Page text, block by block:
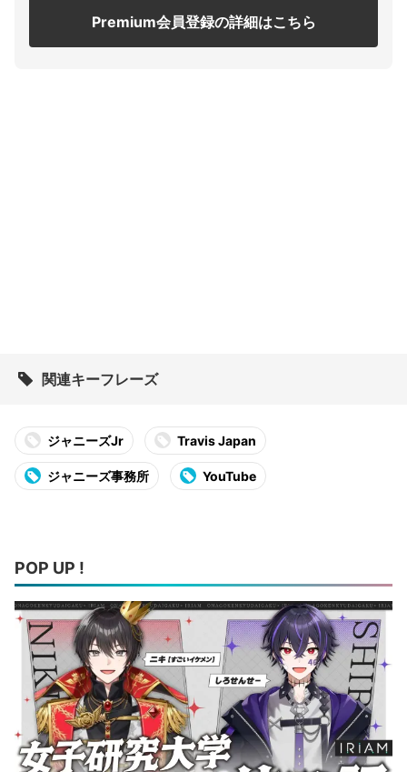
Premium会員登録の詳細はこちら
関連キーフレーズ
ジャニーズJr Travis Japan
ジャニーズ事務所 YouTube
POP UP !